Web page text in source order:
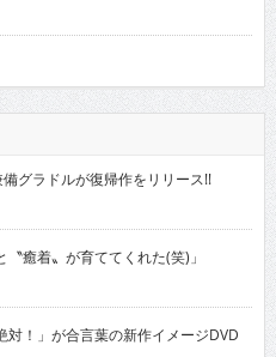
グラドルが復帰作をリリース!!
癒着〟が育ててくれた(笑)」
！」が合言葉の新作イメージDVD